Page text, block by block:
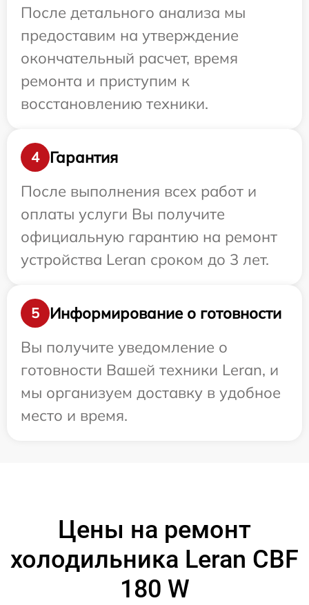
После детального анализа мы
предоставим на утверждение
окончательный расчет, время
ремонта и приступим к
восстановлению техники.
4
Гарантия
После выполнения всех работ и
оплаты услуги Вы получите
официальную гарантию на ремонт
устройства Leran сроком до 3 лет.
5
Информирование о готовности
Вы получите уведомление о
готовности Вашей техники Leran, и
мы организуем доставку в удобное
место и время.
Цены на ремонт
холодильника Leran CBF
180 W